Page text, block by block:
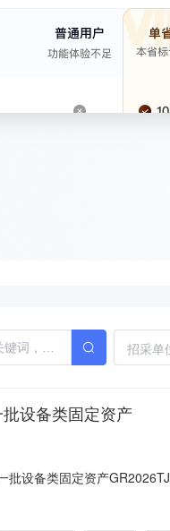
招采单
设备类固定资产
批设备类固定资产
户银行浙商银行天津分行